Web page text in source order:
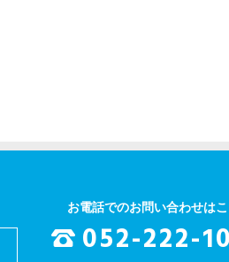
お電話でのお問い合わせは
052-222-